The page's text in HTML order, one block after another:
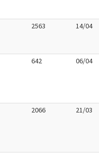
2563 14/04
642 06/04
2066 21/03